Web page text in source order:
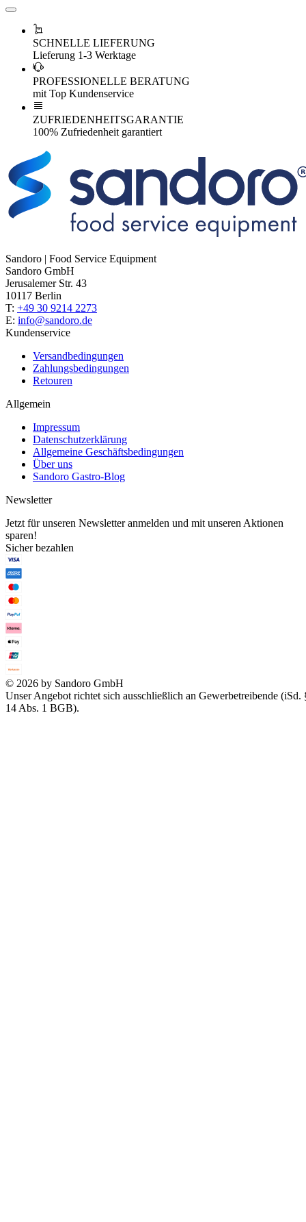
SCHNELLE LIEFERUNG
Lieferung 1-3 Werktage
PROFESSIONELLE BERATUNG
mit Top Kundenservice
ZUFRIEDENHEITSGARANTIE
100% Zufriedenheit garantiert
Sandoro | Food Service Equipment
Sandoro GmbH
Jerusalemer Str. 43
10117 Berlin
T: +49 30 9214 2273
E: info@sandoro.de
Kundenservice
Versandbedingungen
Zahlungsbedingungen
Retouren
Allgemein
Impressum
Datenschutzerklärung
Allgemeine Geschäftsbedingungen
Über uns
Sandoro Gastro-Blog
Newsletter
Jetzt für unseren Newsletter anmelden und mit unseren Aktionen
sparen!
Sicher bezahlen
© 2026 by Sandoro GmbH
Unser Angebot richtet sich ausschließlich an Gewerbetreibende (iSd.
14 Abs. 1 BGB).